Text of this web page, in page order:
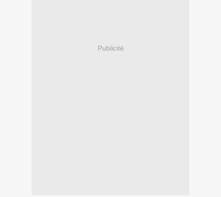
Publicité